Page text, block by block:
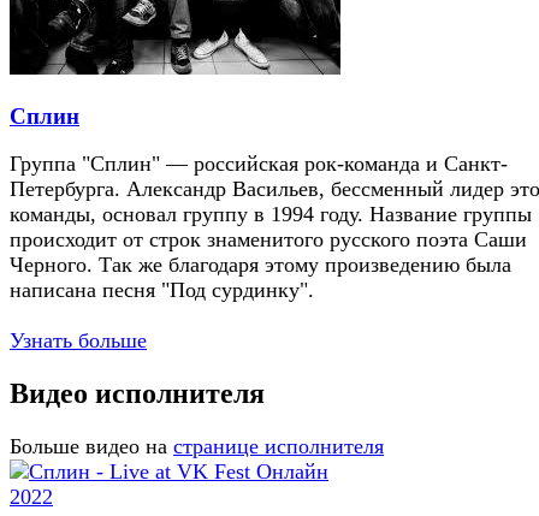
Сплин
Группа "Сплин" — российская рок-команда и Санкт-
Петербурга. Александр Васильев, бессменный лидер
команды, основал группу в 1994 году. Название группы
происходит от строк знаменитого русского поэта Саши
Черного. Так же благодаря этому произведению была
написана песня "Под сурдинку".
Узнать больше
Видео исполнителя
Больше видео на странице исполнителя